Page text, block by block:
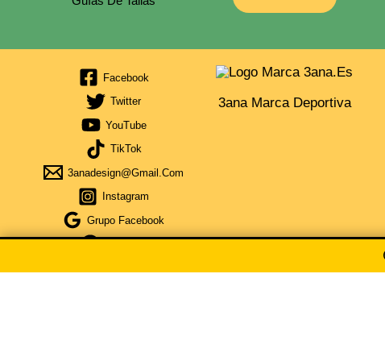
Facebook
Twitter
YouTube
TikTok
3anadesign@gmail.com
Instagram
Grupo Facebook
3ana Marca Deportiva